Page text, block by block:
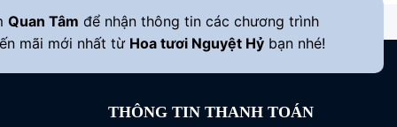
Quan Tâm để nhận thông tin các chương trình
mãi mới nhất từ Hoa tươi Nguyệt Hỷ bạn nhé!
THÔNG TIN THANH TOÁN